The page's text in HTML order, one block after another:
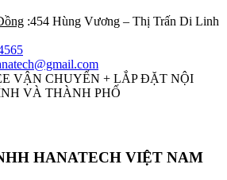
:454 Hùng Vương – Thị Trấn Di Linh
VẬN CHUYỂN + LẮP ĐẶT NỘI
VÀ THÀNH PHỐ
HANATECH VIỆT NAM